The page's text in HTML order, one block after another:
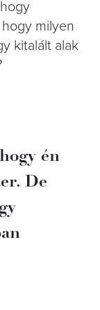
milyen
kitalált alak
én
De